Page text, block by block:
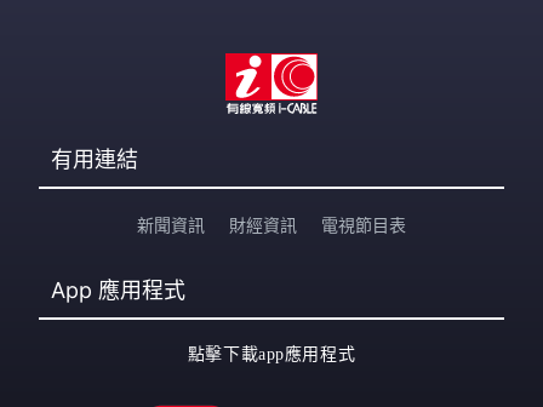
有用連結
新聞資訊 財經資訊 電視節目表
App 應用程式
點擊下載app應用程式